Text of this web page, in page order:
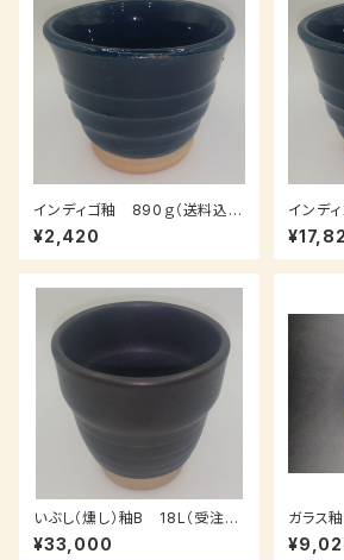
インディゴ釉 890ｇ（送料込
み：クロネコパケット、受注後、7
～14日後発送）
¥2,420
インデ
いぶし（燻し）釉B 18L（受注
後、3～7日後発送）
¥33,000
ガラス